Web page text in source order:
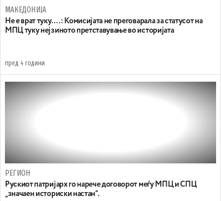
МАКЕДОНИЈА
Не е врат туку….: Комисијата не преговарала за статусот на
МПЦ туку нејзиното претставување во историјата
пред 4 години
РЕГИОН
Рускиот патријарх го нарече договорот меѓу МПЦ и СПЦ
„значаен историски настан“.